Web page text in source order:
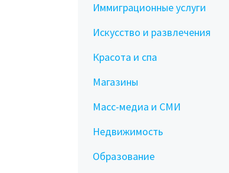
Иммиграционные услуги
Искусство и развлечения
Красота и спа
Магазины
Масс-медиа и СМИ
Недвижимость
Образование